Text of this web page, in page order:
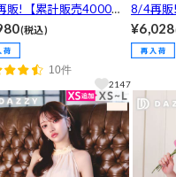
販!【累計販売4000枚
胸元が盛れる!!えちえ
ククロスリボン谷間ジ
け魅せシアー長袖ミニ
バドレス
(税込)
10件
2147
8/4再販
場】フ
グパー
ス[SML/
¥6,028